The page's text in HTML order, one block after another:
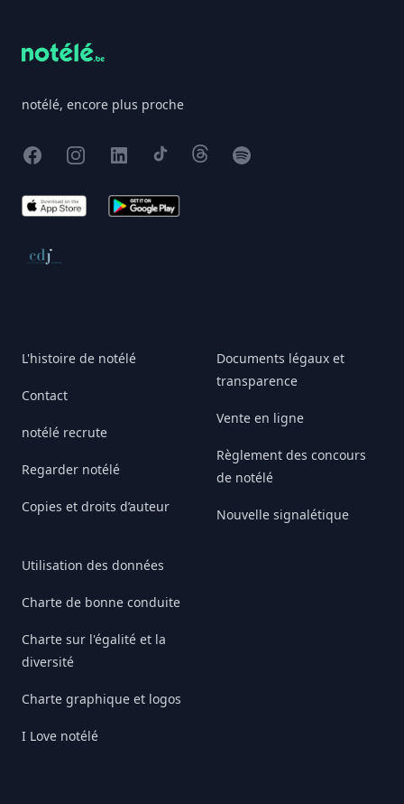
notélé, encore plus proche
FacebookInstagram
X TikTokThreadsSpotify
App Store Google Play
Conseil de déontologie journalistique
L'histoire de notélé
Contact
notélé recrute
Regarder notélé
Copies et droits d’auteur
Utilisation des données
Charte de bonne conduite
Charte sur l'égalité et la
diversité
Charte graphique et logos
I Love notélé
Documents légaux et
transparence
Vente en ligne
Règlement des concours
de notélé
Nouvelle signalétique